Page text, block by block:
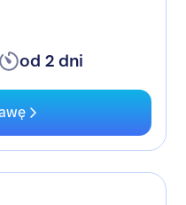
od 2 dni